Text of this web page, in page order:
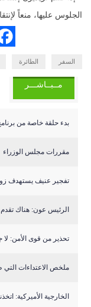
الجلوس عليها، منعاً
السفر الطائرة
مــبــاشـــر
بدء حلقة خاصة من
مقررات مجلس الوزراء
تفجير عنيف يستهدف
الرئيس عون: هناك
تحذير من قوى الأمن:
ملخص الاعتداءات التي
الخارجية الأميركية: